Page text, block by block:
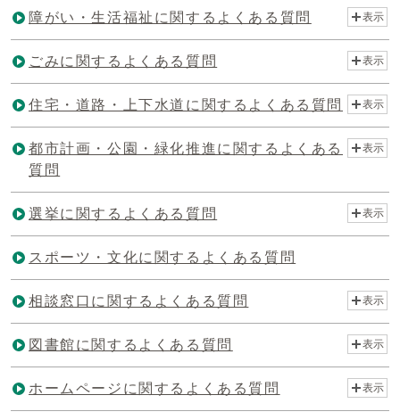
障がい・生活福祉に関するよくある質問 表示
ごみに関するよくある質問 表示
住宅・道路・上下水道に関するよくある質問 表示
都市計画・公園・緑化推進に関するよくある
質問
表示
選挙に関するよくある質問 表示
スポーツ・文化に関するよくある質問
相談窓口に関するよくある質問 表示
図書館に関するよくある質問 表示
ホームページに関するよくある質問 表示